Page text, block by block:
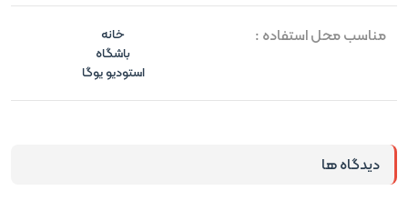
مناسب محل استفاده :
خانه
باشگاه
استودیو یوگا
دیدگاه ها